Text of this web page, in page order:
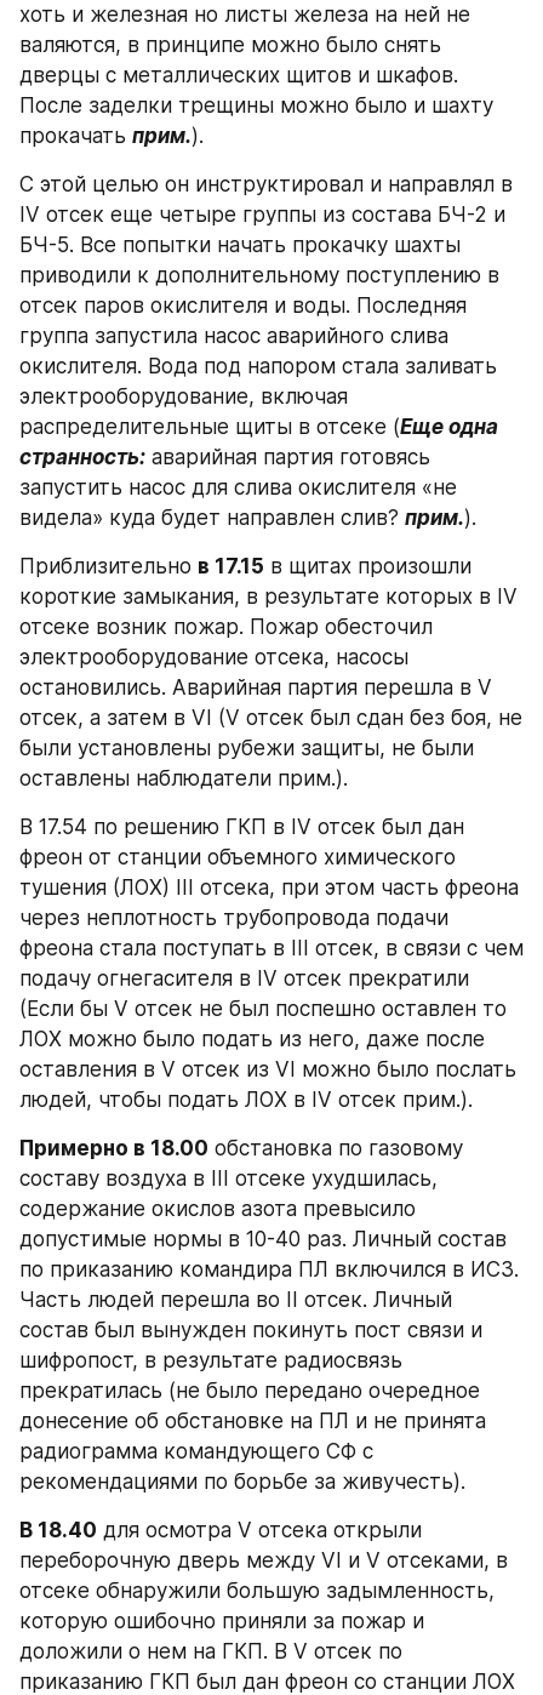
хоть и железная но листы железа на ней не
валяются, в принципе можно было снять
дверцы с металлических щитов и шкафов.
После заделки трещины можно было и шахту
прокачать прим.).
С этой целью он инструктировал и направлял в
IV отсек еще четыре группы из состава БЧ-2 и
БЧ-5. Все попытки начать прокачку шахты
приводили к дополнительному поступлению в
отсек паров окислителя и воды. Последняя
группа запустила насос аварийного слива
окислителя. Вода под напором стала заливать
электрооборудование, включая
распределительные щиты в отсеке (Еще одна
странность: аварийная партия готовясь
запустить насос для слива окислителя «не
видела» куда будет направлен слив? прим.).
Приблизительно в 17.15 в щитах произошли
короткие замыкания, в результате которых в IV
отсеке возник пожар. Пожар обесточил
электрооборудование отсека, насосы
остановились. Аварийная партия перешла в V
отсек, а затем в VI (V отсек был сдан без боя, не
были установлены рубежи защиты, не были
оставлены наблюдатели прим.).
В 17.54 по решению ГКП в IV отсек был дан
фреон от станции объемного химического
тушения (ЛОХ) III отсека, при этом часть фреона
через неплотность трубопровода подачи
фреона стала поступать в III отсек, в связи с чем
подачу огнегасителя в IV отсек прекратили
(Если бы V отсек не был поспешно оставлен то
ЛОХ можно было подать из него, даже после
оставления в V отсек из VI можно было послать
людей, чтобы подать ЛОХ в IV отсек прим.).
Примерно в 18.00 обстановка по газовому
составу воздуха в III отсеке ухудшилась,
содержание окислов азота превысило
допустимые нормы в 10-40 раз. Личный состав
по приказанию командира ПЛ включился в ИСЗ.
Часть людей перешла во II отсек. Личный
состав был вынужден покинуть пост связи и
шифропост, в результате радиосвязь
прекратилась (не было передано очередное
донесение об обстановке на ПЛ и не принята
радиограмма командующего СФ с
рекомендациями по борьбе за живучесть).
В 18.40 для осмотра V отсека открыли
переборочную дверь между VI и V отсеками, в
отсеке обнаружили большую задымленность,
которую ошибочно приняли за пожар и
доложили о нем на ГКП. В V отсек по
приказанию ГКП был дан фреон со станции ЛОХ